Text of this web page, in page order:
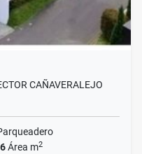
CAÑAVERALEJO
Área m2